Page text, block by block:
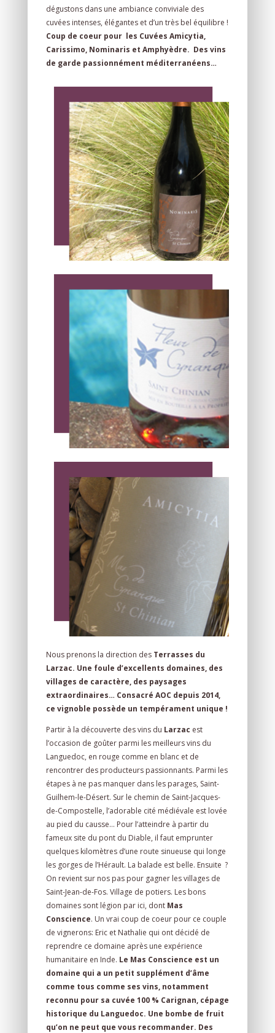
dégustons dans une ambiance conviviale des
cuvées intenses, élégantes et d’un très bel équilibre !
Coup de coeur pour les Cuvées Amicytia,
Carissimo, Nominaris et Amphyèdre. Des vins
de garde passionnément méditerranéens…
Nous prenons la direction des Terrasses du
Larzac. Une foule d’excellents domaines, des
villages de caractère, des paysages
extraordinaires… Consacré AOC depuis 2014,
ce vignoble possède un tempérament unique !
Partir à la découverte des vins du Larzac est
l’occasion de goûter parmi les meilleurs vins du
Languedoc, en rouge comme en blanc et de
rencontrer des producteurs passionnants. Parmi les
étapes à ne pas manquer dans les parages, Saint-
Guilhem-le-Désert. Sur le chemin de Saint-Jacques-
de-Compostelle, l’adorable cité médiévale est lovée
au pied du causse… Pour l’atteindre à partir du
fameux site du pont du Diable, il faut emprunter
quelques kilomètres d’une route sinueuse qui longe
les gorges de l’Hérault. La balade est belle. Ensuite ?
On revient sur nos pas pour gagner les villages de
Saint-Jean-de-Fos. Village de potiers. Les bons
domaines sont légion par ici, dont Mas
Conscience. Un vrai coup de coeur pour ce couple
de vignerons: Eric et Nathalie qui ont décidé de
reprendre ce domaine après une expérience
humanitaire en Inde. Le Mas Conscience est un
domaine qui a un petit supplément d’âme
comme tous comme ses vins, notamment
reconnu pour sa cuvée 100 % Carignan, cépage
historique du Languedoc. Une bombe de fruit
qu’on ne peut que vous recommander. Des